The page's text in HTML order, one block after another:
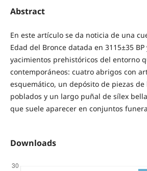
Abstract
En este artículo se da noticia de una
Edad del Bronce datada en 3115±35
yacimientos prehistóricos del entorno
contemporáneos: cuatro abrigos con
esquemático, un depósito de piezas
poblados y un largo puñal de sílex
que suele aparecer en conjuntos
Downloads